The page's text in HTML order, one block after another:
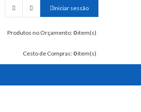
Iniciar sessão
Produtos no Orçamento: 0item(s)
Cesto de Compras: 0item(s)